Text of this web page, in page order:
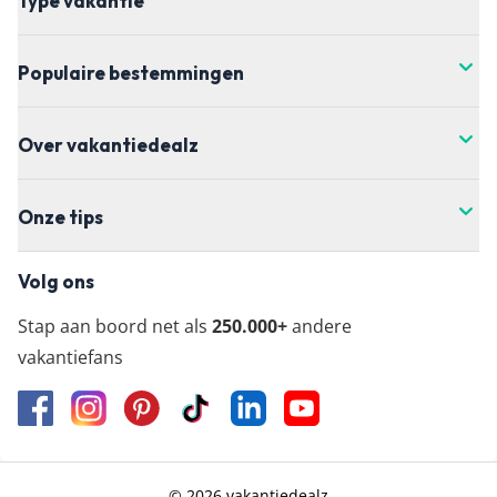
Populaire bestemmingen
Over vakantiedealz
Onze tips
Volg ons
Stap aan boord net als 250.000+andere
vakantiefans